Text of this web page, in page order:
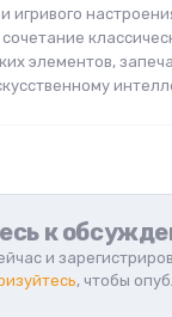
игривого
элементов,
к
и
, чтобы